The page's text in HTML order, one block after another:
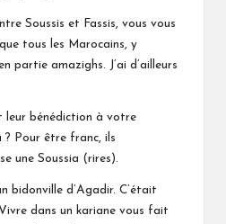
Soussis et Fassis, vous vous
tous les Marocains, y
partie amazighs. J’ai d’ailleurs
leur bénédiction à votre
? Pour être franc, ils
une Soussia (rires).
bidonville d’Agadir. C’était
dans un kariane vous fait